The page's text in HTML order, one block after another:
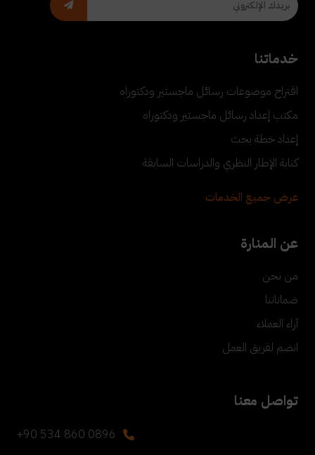
خدماتنا
اقتراح موضوعات رسائل ماجستير ودكتوراه
مكتب إعداد رسائل ماجستير ودكتوراه
إعداد خطة بحث
كتابة الإطار النظري والدراسات السابقة
عرض جميع الخدمات
عن المنارة
من نحن
ضماناتنا
آراء العملاء
انضم لفريق العمل
تواصل معنا
+90 534 860 0896